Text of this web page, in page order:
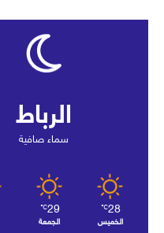
الرباط
سماء صافية
28
℃
الخميس
29
℃
الجمعة